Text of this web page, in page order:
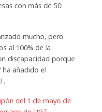
con más de 50
mucho, pero
al 100% de la
discapacidad porque
ha añadido el
del 1 de mayo de